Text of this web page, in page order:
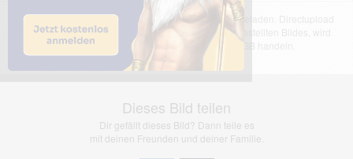
Das dargestellte Bild wurde von einem Nutzer hochgeladen. Directupload
übernimmt keinerlei Haftung für den Inhalt des dargestellten Bildes, wird
jedoch bei Verstößen nach §2(3) unserer AGB handeln.
Dieses Bild teilen
Dir gefällt dieses Bild? Dann teile es
mit deinen Freunden und deiner Familie.